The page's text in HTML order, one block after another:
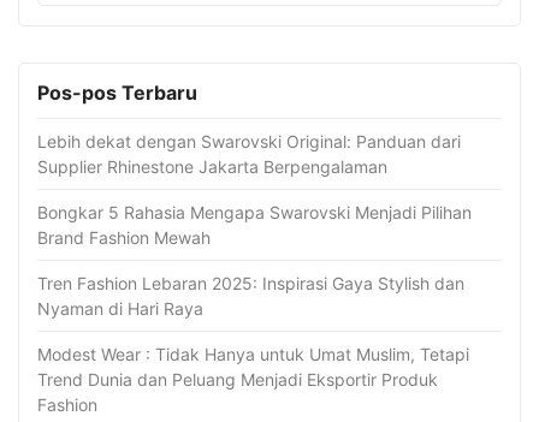
Pos-pos Terbaru
Lebih dekat dengan Swarovski Original: Panduan dari
Supplier Rhinestone Jakarta Berpengalaman
Bongkar 5 Rahasia Mengapa Swarovski Menjadi Pilihan
Brand Fashion Mewah
Tren Fashion Lebaran 2025: Inspirasi Gaya Stylish dan
Nyaman di Hari Raya
Modest Wear : Tidak Hanya untuk Umat Muslim, Tetapi
Trend Dunia dan Peluang Menjadi Eksportir Produk
Fashion